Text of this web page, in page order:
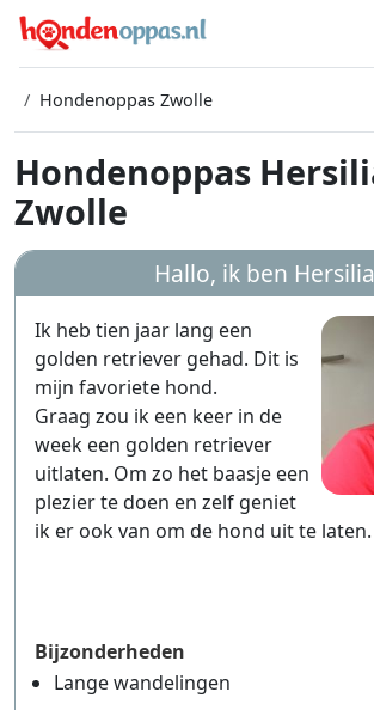
Hondenoppas Zwolle
Hondenoppas
Zwolle
Hallo, ik ben Hersilia
Ik heb tien jaar lang een
golden retriever gehad. Dit is
mijn favoriete hond.
Graag zou ik een keer in de
week een golden retriever
uitlaten. Om zo het baasje een
plezier te doen en zelf geniet
ik er ook van om de hond uit te laten.
Bijzonderheden
Lange wandelingen